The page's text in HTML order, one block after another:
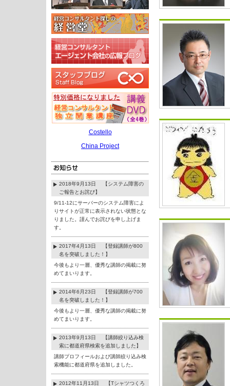
Costello
China Project
2018年9月13日 【システム障害の
ご報告とお詫び】
9/11-12にサーバーのシステム障害によ
りサイトが正常に表示されない状態とな
りました。謹んでお詫びを申し上げま
す。
2017年4月13日 【登録講師が800
名を突破しました！】
今後もより一層、優秀な講師の掲載に努
めてまいります。
2014年6月23日 【登録講師が700
名を突破しました！】
今後もより一層、優秀な講師の掲載に努
めてまいります。
2013年9月13日 【講師絞り込み検
索に都道府県検索を追加しました】
講師プロフィールおよび講師絞り込み検
索機能に都道府県を追加しました。
2012年11月13日 【Tシャツつくろ